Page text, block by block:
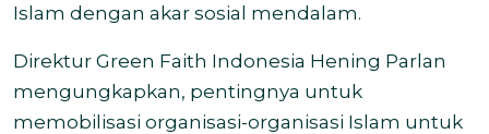
Islam dengan akar sosial mendalam.
Direktur Green Faith Indonesia Hening Parlan
mengungkapkan, pentingnya untuk
memobilisasi organisasi-organisasi Islam untuk